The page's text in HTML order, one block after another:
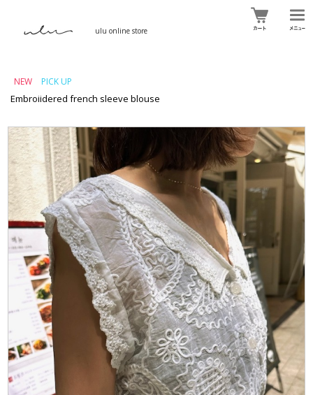
ulu online store
NEW PICK UP
Embroiidered french sleeve blouse